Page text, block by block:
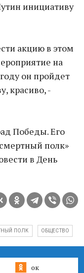
инициативу
акцию в этом
на
он пройдет
красиво, -
Победы. Его
полк»
в День
ПОЛК ОБЩЕСТВО
ок